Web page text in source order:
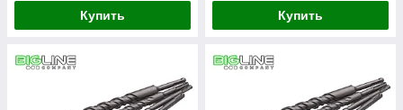
Купить Купить